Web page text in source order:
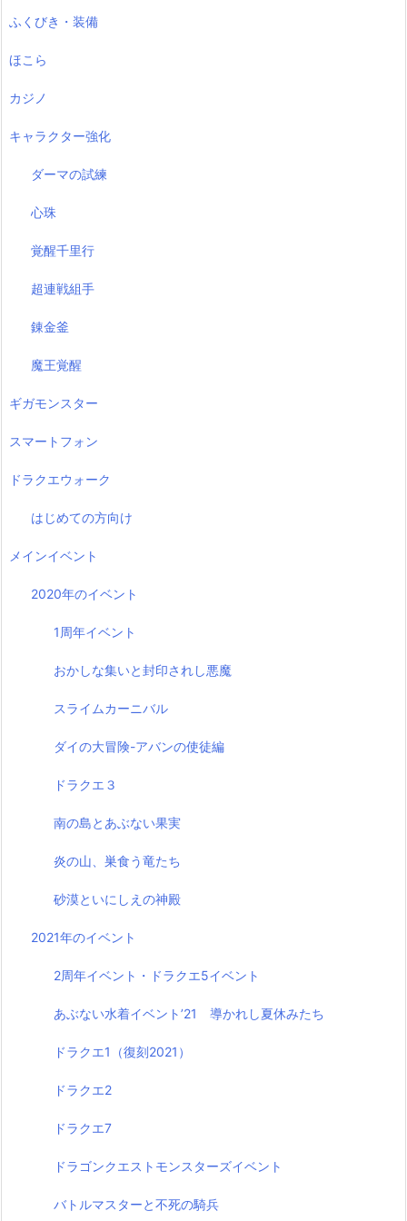
ふくびき・装備
ほこら
カジノ
キャラクター強化
ダーマの試練
心珠
覚醒千里行
超連戦組手
錬金釜
魔王覚醒
ギガモンスター
スマートフォン
ドラクエウォーク
はじめての方向け
メインイベント
2020年のイベント
1周年イベント
おかしな集いと封印されし悪魔
スライムカーニバル
ダイの大冒険-アバンの使徒編
ドラクエ３
南の島とあぶない果実
炎の山、巣食う竜たち
砂漠といにしえの神殿
2021年のイベント
2周年イベント・ドラクエ5イベント
あぶない水着イベント’21 導かれし夏休みたち
ドラクエ1（復刻2021）
ドラクエ2
ドラクエ7
ドラゴンクエストモンスターズイベント
バトルマスターと不死の騎兵